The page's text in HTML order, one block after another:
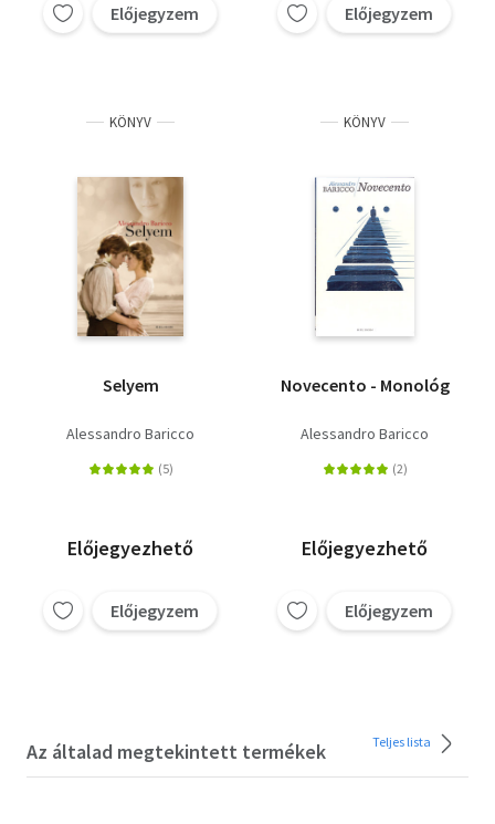
Előjegyzem Előjegyzem
KÖNYV
Selyem
Alessandro Baricco
Előjegyezhető
Előjegyzem
KÖNYV
Novecento - Monológ
Alessandro Baricco
Előjegyezhető
Előjegyzem
Az általad megtekintett termékek Teljes lista